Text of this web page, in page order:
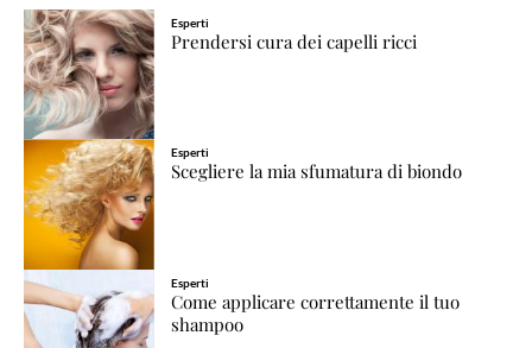
Esperti
Prendersi cura dei capelli ricci
Esperti
Scegliere la mia sfumatura di biondo
Esperti
Come applicare correttamente il tuo
shampoo